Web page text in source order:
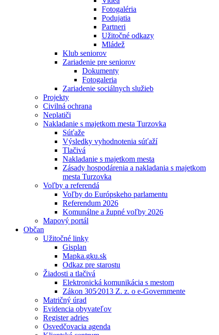
Fotogaléria
Podujatia
Partneri
Užitočné odkazy
Mládež
Klub seniorov
Zariadenie pre seniorov
Dokumenty
Fotogaleria
Zariadenie sociálnych služieb
Projekty
Civilná ochrana
Neplatiči
Nakladanie s majetkom mesta Turzovka
Súťaže
Výsledky vyhodnotenia súťaží
Tlačivá
Nakladanie s majetkom mesta
Zásady hospodárenia a nakladania s majetkom
mesta Turzovka
Voľby a referendá
Voľby do Európskeho parlamentu
Referendum 2026
Komunálne a župné voľby 2026
Mapový portál
Občan
Užitočné linky
Gisplan
Mapka.gku.sk
Odkaz pre starostu
Žiadosti a tlačivá
Elektronická komunikácia s mestom
Zákon 305⁄2013 Z. z. o e-Governmente
Matričný úrad
Evidencia obyvateľov
Register adries
Osvedčovacia agenda